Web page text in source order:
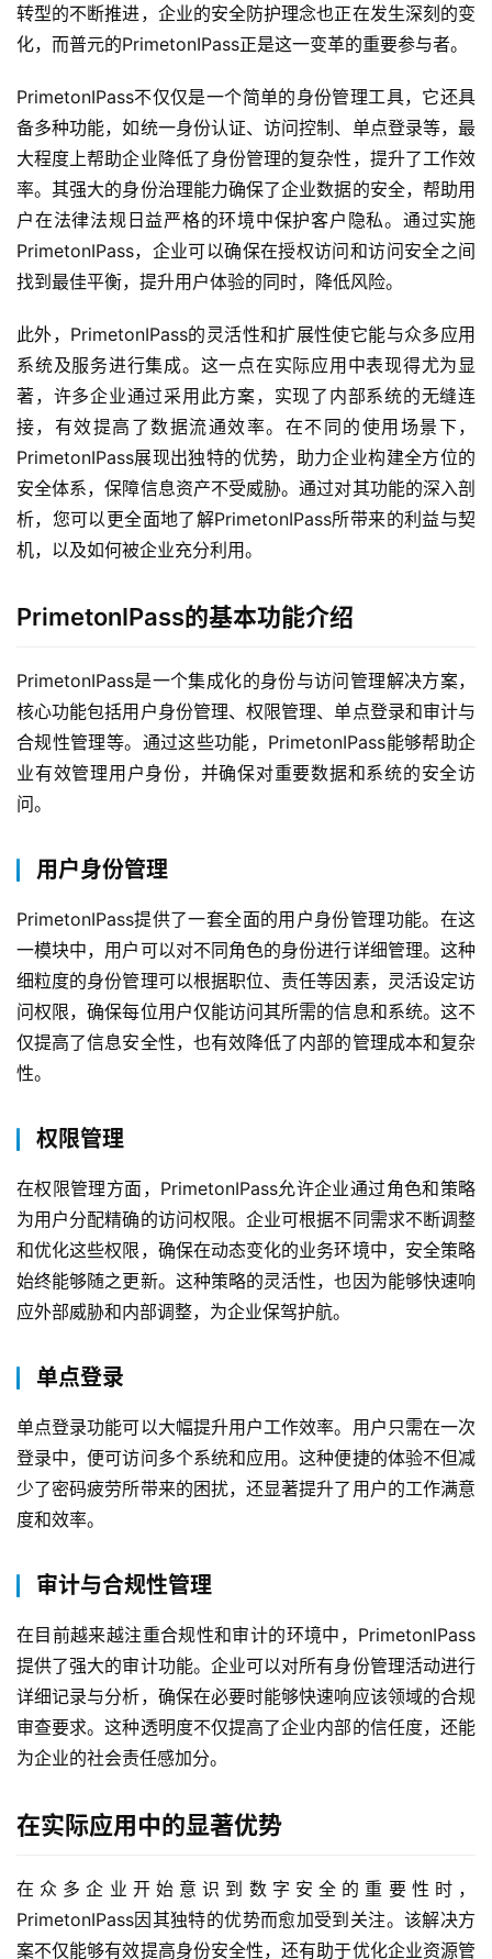
新
活
动
转型的不断推进，企业的安全防护理念也正在发生深刻的变
化，而普元的PrimetonIPass正是这一变革的重要参与者。
PrimetonIPass不仅仅是一个简单的身份管理工具，它还具
备多种功能，如统一身份认证、访问控制、单点登录等，最
大程度上帮助企业降低了身份管理的复杂性，提升了工作效
率。其强大的身份治理能力确保了企业数据的安全，帮助用
户在法律法规日益严格的环境中保护客户隐私。通过实施
PrimetonIPass，企业可以确保在授权访问和访问安全之间
找到最佳平衡，提升用户体验的同时，降低风险。
此外，PrimetonIPass的灵活性和扩展性使它能与众多应用
系统及服务进行集成。这一点在实际应用中表现得尤为显
著，许多企业通过采用此方案，实现了内部系统的无缝连
接，有效提高了数据流通效率。在不同的使用场景下，
PrimetonIPass展现出独特的优势，助力企业构建全方位的
安全体系，保障信息资产不受威胁。通过对其功能的深入剖
析，您可以更全面地了解PrimetonIPass所带来的利益与契
机，以及如何被企业充分利用。
PrimetonIPass的基本功能介绍
PrimetonIPass是一个集成化的身份与访问管理解决方案，
核心功能包括用户身份管理、权限管理、单点登录和审计与
合规性管理等。通过这些功能，PrimetonIPass能够帮助企
业有效管理用户身份，并确保对重要数据和系统的安全访
问。
用户身份管理
PrimetonIPass提供了一套全面的用户身份管理功能。在这
一模块中，用户可以对不同角色的身份进行详细管理。这种
细粒度的身份管理可以根据职位、责任等因素，灵活设定访
问权限，确保每位用户仅能访问其所需的信息和系统。这不
仅提高了信息安全性，也有效降低了内部的管理成本和复杂
性。
权限管理
在权限管理方面，PrimetonIPass允许企业通过角色和策略
为用户分配精确的访问权限。企业可根据不同需求不断调整
和优化这些权限，确保在动态变化的业务环境中，安全策略
始终能够随之更新。这种策略的灵活性，也因为能够快速响
应外部威胁和内部调整，为企业保驾护航。
单点登录
单点登录功能可以大幅提升用户工作效率。用户只需在一次
登录中，便可访问多个系统和应用。这种便捷的体验不但减
少了密码疲劳所带来的困扰，还显著提升了用户的工作满意
度和效率。
审计与合规性管理
在目前越来越注重合规性和审计的环境中，PrimetonIPass
提供了强大的审计功能。企业可以对所有身份管理活动进行
详细记录与分析，确保在必要时能够快速响应该领域的合规
审查要求。这种透明度不仅提高了企业内部的信任度，还能
为企业的社会责任感加分。
在实际应用中的显著优势
在众多企业开始意识到数字安全的重要性时，
PrimetonIPass因其独特的优势而愈加受到关注。该解决方
案不仅能够有效提高身份安全性，还有助于优化企业资源管